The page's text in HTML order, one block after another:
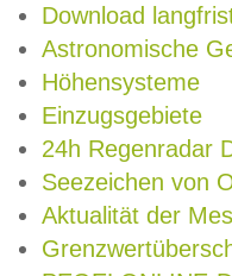
Download
Astronomische
Höhensysteme
Einzugsgebiete
24h Regenradar
Seezeichen von
Aktualität der